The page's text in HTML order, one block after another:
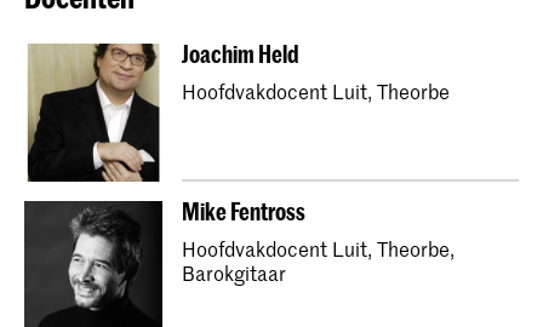
Joachim Held
Hoofdvakdocent Luit, Theorbe
Mike Fentross
Hoofdvakdocent Luit, Theorbe,
Barokgitaar